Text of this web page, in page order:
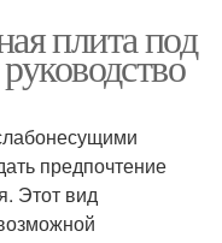
плита под
предпочтение
Этот вид